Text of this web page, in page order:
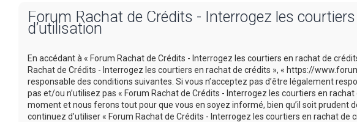
Forum Rachat de Crédits - Interrogez les
d’utilisation
En accédant à « Forum Rachat de Crédits - Interrogez les courtiers en rachat de
Rachat de Crédits - Interrogez les courtiers en rachat de crédits », « https://
responsable des conditions suivantes. Si vous n’acceptez pas d’être légalement
pas et/ou n’utilisez pas « Forum Rachat de Crédits - Interrogez les courtiers en
moment et nous ferons tout pour que vous en soyez informé, bien qu’il soit prudent
continuez d’utiliser « Forum Rachat de Crédits - Interrogez les courtiers en rachat